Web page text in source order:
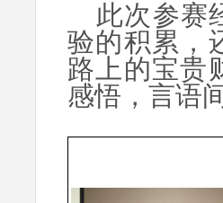
此次参赛
验的积累，
路上的宝贵
感悟，言语